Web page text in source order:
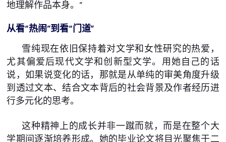
地理解作品本身。”
从看“热闹”到看“门道”
雪纯现在依旧保持着对文学和女性研究的热爱，
尤其偏爱后现代文学和创新型文学。用她自己的话
说，如果说变化的话，那就是从单纯的审美角度升级
到透过文本、结合文本背后的社会背景及作者经历进
行多元化的思考。
这种精神上的成长并非一蹴而就，而是在整个大
学期间逐渐培养形成。她的毕业论文将目光聚焦于二